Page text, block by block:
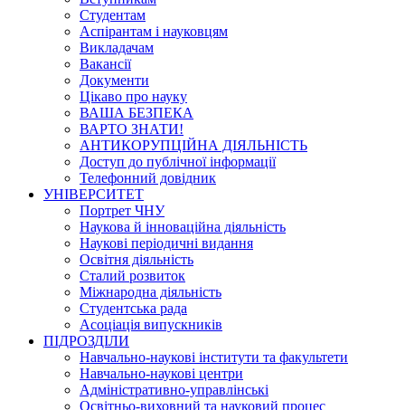
Студентам
Аспірантам і науковцям
Викладачам
Вакансії
Документи
Цікаво про науку
ВАША БЕЗПЕКА
ВАРТО ЗНАТИ!
АНТИКОРУПЦІЙНА ДІЯЛЬНІСТЬ
Доступ до публічної інформації
Телефонний довідник
УНІВЕРСИТЕТ
Портрет ЧНУ
Наукова й інноваційна діяльність
Наукові періодичні видання
Освітня діяльність
Сталий розвиток
Міжнародна діяльність
Студентська рада
Асоціація випускників
ПІДРОЗДІЛИ
Навчально-наукові інститути та факультети
Навчально-наукові центри
Адміністративно-управлінські
Освітньо-виховний та науковий процес